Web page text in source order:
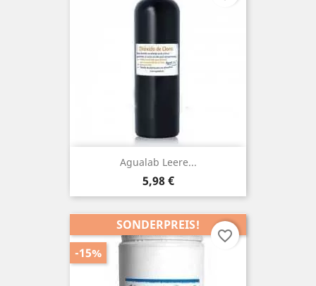
Agualab Leere...
Preis
5,98 €
SONDERPREIS!
-15%
favorite_border